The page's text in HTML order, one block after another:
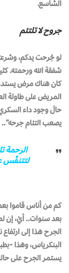
الشاسع.
جروح لا تلتئم
لو جُرحت يدكم،
شفقة الله ورحمته.
كان هناك مرض
المريض على طاولة
حالَ وجود داء
يصعب التئام جرحه”..
الرحمة
لتتنفّس
كم من أناس قاموا
بعد سنوات.. أيْ، إن لم
الجرح هذا إلى
البنكرياس، وهذا -
يستمر الجرح على حاله